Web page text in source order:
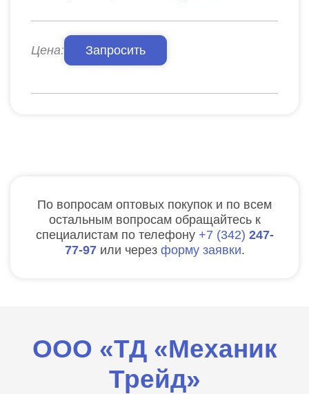
Цена: Запросить
По вопросам оптовых покупок и по всем
остальным вопросам обращайтесь к
специалистам по телефону
7 342 247-
77-97 или через форму заявки.
ООО «ТД «Механик
Трейд»